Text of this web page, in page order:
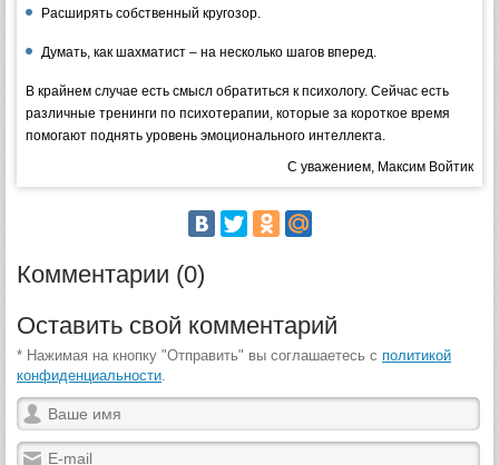
Расширять собственный кругозор.
Думать, как шахматист – на несколько шагов вперед.
В крайнем случае есть смысл обратиться к психологу. Сейчас есть
различные тренинги по психотерапии, которые за короткое время
помогают поднять уровень эмоционального интеллекта.
С уважением, Максим Войтик
Комментарии (0)
Оставить свой комментарий
* Нажимая на кнопку "Отправить" вы соглашаетесь с политикой
конфиденциальности.